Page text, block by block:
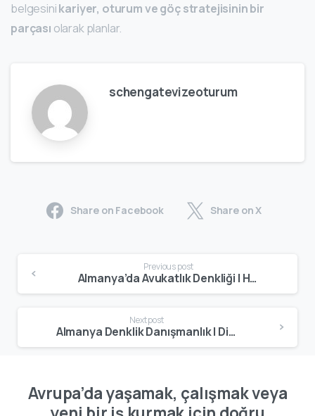
belgesinikariyer, oturum ve göç stratejisinin bir
parçası olarak planlar.
schengatevizeoturum
Share on Facebook Share on X
Previous post
Almanya’da Avukatlık Denkliği | Hukuk Mezunları İçin Gerçekçi Rehber
Next post
Almanya Denklik Danışmanlık | Diploma ve Meslek Tanıma Sürecinde Uzman Destek
Avrupa’da yaşamak, çalışmak veya